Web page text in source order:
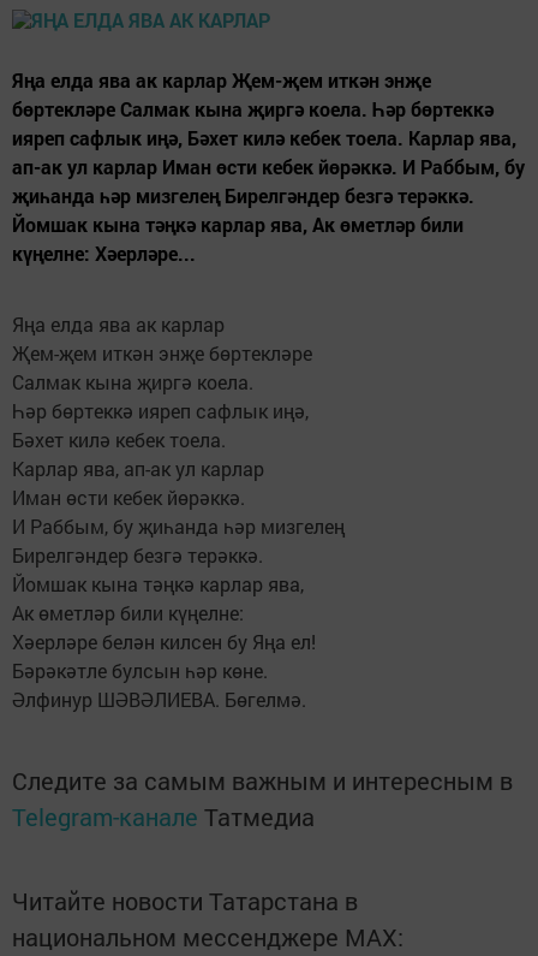
Яңа елда ява ак карлар Җем-җем иткән энҗе
бөртекләре Салмак кына җиргә коела. Һәр бөртеккә
ияреп сафлык иңә, Бәхет килә кебек тоела. Карлар ява,
ап-ак ул карлар Иман өсти кебек йөрәккә. И Раббым, бу
җиһанда һәр мизгелең Бирелгәндер безгә терәккә.
Йомшак кына тәңкә карлар ява, Ак өметләр били
күңелне: Хәерләре...
Яңа елда ява ак карлар
Җем-җем иткән энҗе бөртекләре
Салмак кына җиргә коела.
Һәр бөртеккә ияреп сафлык иңә,
Бәхет килә кебек тоела.
Карлар ява, ап-ак ул карлар
Иман өсти кебек йөрәккә.
И Раббым, бу җиһанда һәр мизгелең
Бирелгәндер безгә терәккә.
Йомшак кына тәңкә карлар ява,
Ак өметләр били күңелне:
Хәерләре белән килсен бу Яңа ел!
Бәрәкәтле булсын һәр көне.
Әлфинур ШӘВӘЛИЕВА. Бөгелмә.
Следите за самым важным и интересным в
Telegram-канале Татмедиа
Читайте новости Татарстана в
национальном мессенджере MАХ: